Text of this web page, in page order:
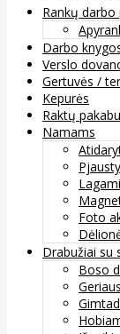
Rankų darbo
Darbo
Verslo
Gertuvės /
Kepurės
Raktų
Namams
Foto
Drabužiai su
Boso